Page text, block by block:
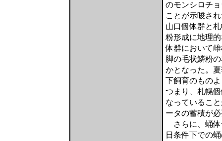
のモンシロチ
ことが示唆さ
山口個体群と
粉形成に地理
体群において
脚の毛状鱗粉
かとなった。
下飼育のもの
つまり、札幌
なっているこ
ータの蓄積が
さらに、蛹体
日条件下での